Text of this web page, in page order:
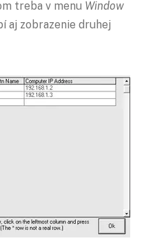
treba v menu Window
aj zobrazenie druhej